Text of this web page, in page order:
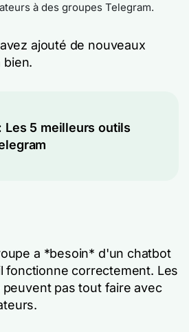
à des groupes Telegram.
ajouté de nouveaux
bien.
Les 5 meilleurs outils
a *besoin* d'un chatbot
fonctionne correctement. Les
pas tout faire avec